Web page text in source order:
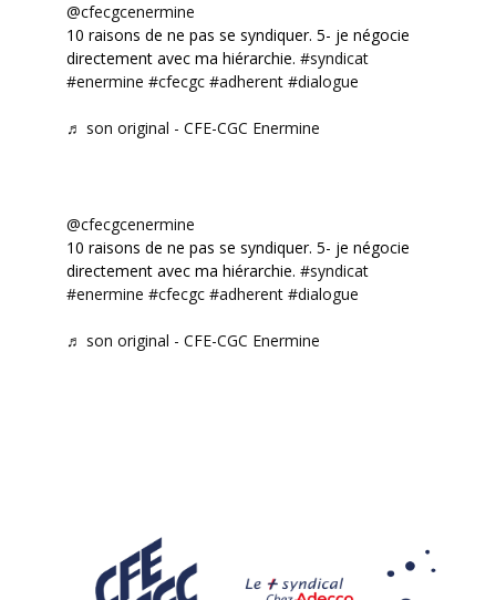
@cfecgcenermine
10 raisons de ne pas se syndiquer. 5- je négocie
directement avec ma hiérarchie. #syndicat
#enermine #cfecgc #adherent #dialogue
♬ son original - CFE-CGC Enermine
@cfecgcenermine
10 raisons de ne pas se syndiquer. 5- je négocie
directement avec ma hiérarchie. #syndicat
#enermine #cfecgc #adherent #dialogue
♬ son original - CFE-CGC Enermine